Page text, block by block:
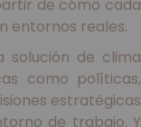
de cómo cada
entornos reales.
solución de clima
como políticas,
estratégicas
de trabajo. Y